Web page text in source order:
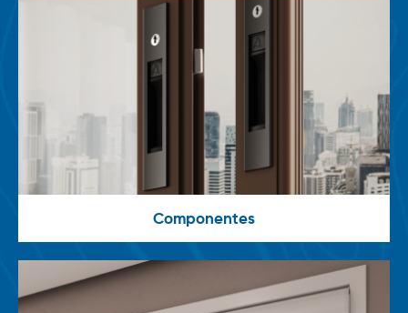
Componentes